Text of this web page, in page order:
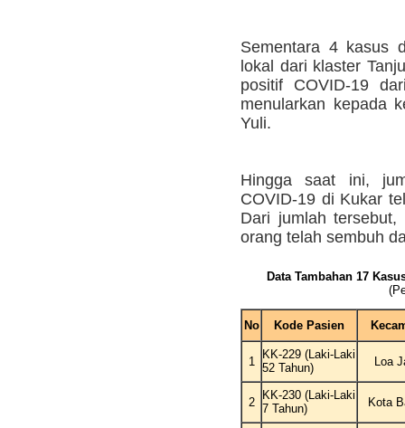
Sementara 4 kasus
lokal dari klaster
positif COVID-19
menularkan kepada
Yuli.
Hingga saat ini,
COVID-19 di Kukar
Dari jumlah
orang telah sembuh
Data Tambahan 17
No Kode Pasien
1
KK-229 (Laki-Laki
52 Tahun)
Loa
2
KK-230 (Laki-Laki
7 Tahun)
Kota